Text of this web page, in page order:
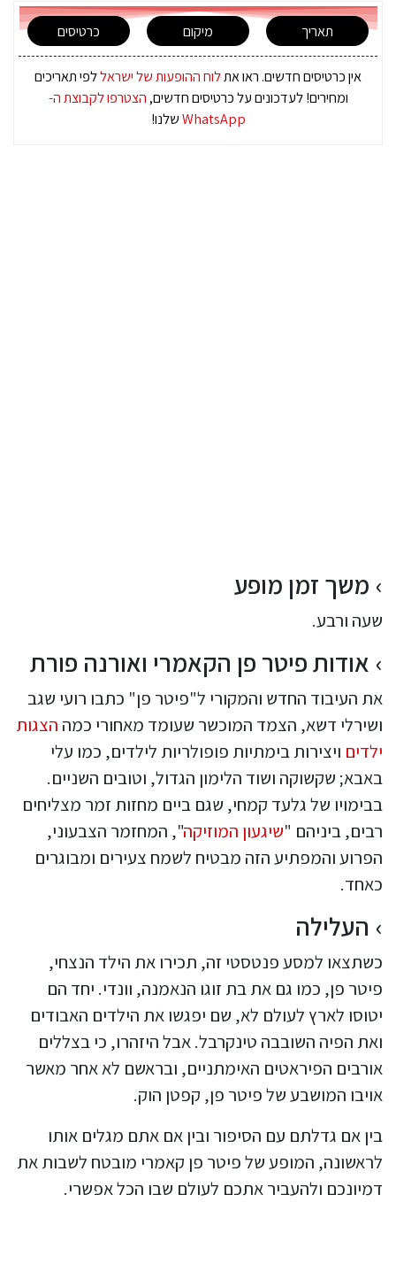
תאריך מיקום כרטיסים
אין כרטיסים חדשים. ראו אתלוח ההופעות של ישראללפי תאריכים
ומחירים! לעדכונים על כרטיסים חדשים, הצטרפו לקבוצת ה-
WhatsAppשלנו!
משך זמן מופע
שעה ורבע.
אודות פיטר פן הקאמרי ואורנה פורת
את העיבוד החדש והמקורי ל"פיטר פן" כתבו רועי שגב
ושירלי דשא, הצמד המוכשר שעומד מאחורי כמה הצגות
ילדים ויצירות בימתיות פופולריות לילדים, כמו עלי
באבא; שקשוקה ושוד הלימון הגדול, וטובים השניים.
בבימויו של גלעד קמחי, שגם ביים מחזות זמר מצליחים
רבים, ביניהם "שיגעון המוזיקה", המחזמר הצבעוני,
הפרוע והמפתיע הזה מבטיח לשמח צעירים ומבוגרים
כאחד.
העלילה
כשתצאו למסע פנטסטי זה, תכירו את הילד הנצחי,
פיטר פן, כמו גם את בת זוגו הנאמנה, וונדי. יחד הם
יטוסו לארץ לעולם לא, שם יפגשו את הילדים האבודים
ואת הפיה השובבה טינקרבל. אבל היזהרו, כי בצללים
אורבים הפיראטים האימתניים, ובראשם לא אחר מאשר
אויבו המושבע של פיטר פן, קפטן הוק.
בין אם גדלתם עם הסיפור ובין אם אתם מגלים אותו
לראשונה, המופע של פיטר פן קאמרי מובטח לשבות את
דמיונכם ולהעביר אתכם לעולם שבו הכל אפשרי.